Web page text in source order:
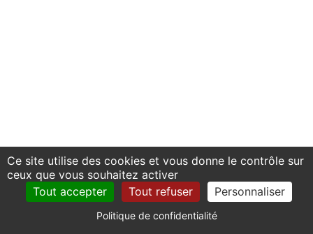
Ce site utilise des cookies et vous donne le contrôle sur
ceux que vous souhaitez activer
Tout accepter
Tout refuser Personnaliser
Politique de confidentialité